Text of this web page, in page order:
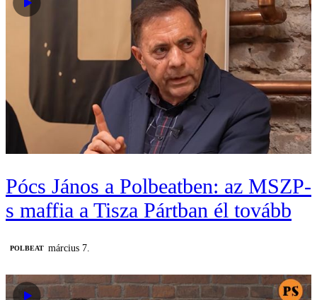
Pócs János a Polbeatben: az MSZP-
s maffia a Tisza Pártban él tovább
‎POLBEAT március 7.